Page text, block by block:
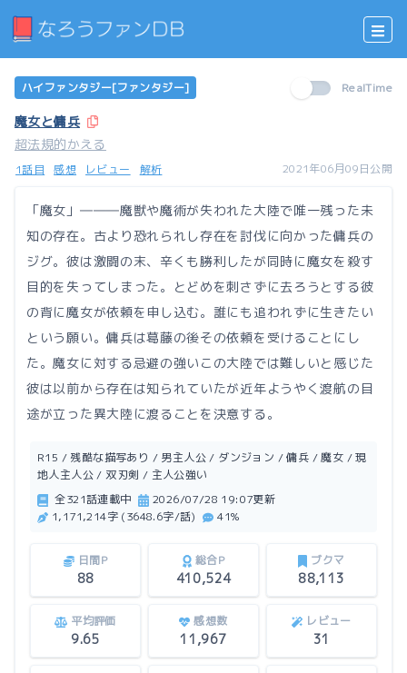
ハイファンタジー[ファンタジー] RealTime
魔女と傭兵
超法規的かえる
1話目 感想 レビュー 解析 2021年06月09日公開
「魔女」―――魔獣や魔術が失われた大陸で唯一残った未
知の存在。古より恐れられし存在を討伐に向かった傭兵の
ジグ。彼は激闘の末、辛くも勝利したが同時に魔女を殺す
目的を失ってしまった。とどめを刺さずに去ろうとする彼
の背に魔女が依頼を申し込む。誰にも追われずに生きたい
という願い。傭兵は葛藤の後その依頼を受けることにし
た。魔女に対する忌避の強いこの大陸では難しいと感じた
彼は以前から存在は知られていたが近年ようやく渡航の目
途が立った異大陸に渡ることを決意する。
R15 / 残酷な描写あり / 男主人公 / ダンジョン / 傭兵 / 魔女 / 現
地人主人公 / 双刃剣 / 主人公強い
全321話連載中
2026/07/28 19:07更新
1,171,214字 (3648.6字/話)
41%
日間P
88
総合P
410,524
ブクマ
88,113
平均評価
9.65
感想数
11,967
レビュー
31